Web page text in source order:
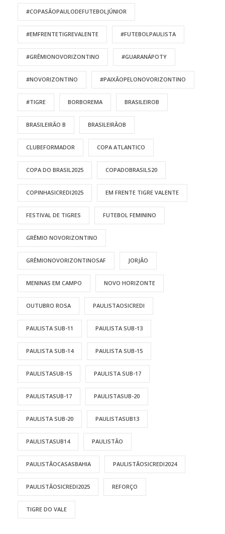
#COPASÃOPAULODEFUTEBOLJÚNIOR
#EMFRENTETIGREVALENTE #FUTEBOLPAULISTA
#GRÊMIONOVORIZONTINO #GUARANÁPOTY
#NOVORIZONTINO #PAIXÃOPELONOVORIZONTINO
#TIGRE BORBOREMA BRASILEIROB
BRASILEIRÃO B BRASILEIRÃOB
CLUBEFORMADOR COPA ATLANTICO
COPA DO BRASIL2025 COPADOBRASILS20
COPINHASICREDI2025 EM FRENTE TIGRE VALENTE
FESTIVAL DE TIGRES FUTEBOL FEMININO
GRÊMIO NOVORIZONTINO
GRÊMIONOVORIZONTINOSAF JORJÃO
MENINAS EM CAMPO NOVO HORIZONTE
OUTUBRO ROSA PAULISTAOSICREDI
PAULISTA SUB-11 PAULISTA SUB-13
PAULISTA SUB-14 PAULISTA SUB-15
PAULISTASUB-15 PAULISTA SUB-17
PAULISTASUB-17 PAULISTASUB-20
PAULISTA SUB-20 PAULISTASUB13
PAULISTASUB14 PAULISTÃO
PAULISTÃOCASASBAHIA PAULISTÃOSICREDI2024
PAULISTÃOSICREDI2025 REFORÇO
TIGRE DO VALE